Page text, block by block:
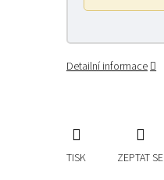
Detailní informace
TISK ZEPTAT SE